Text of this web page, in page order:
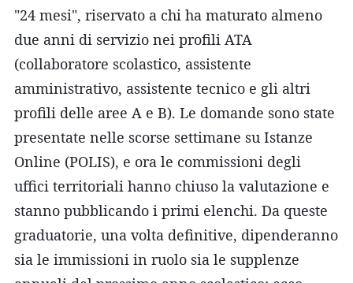
"24 mesi", riservato a chi ha maturato almeno
due anni di servizio nei profili ATA
(collaboratore scolastico, assistente
amministrativo, assistente tecnico e gli altri
profili delle aree A e B). Le domande sono state
presentate nelle scorse settimane su Istanze
Online (POLIS), e ora le commissioni degli
uffici territoriali hanno chiuso la valutazione e
stanno pubblicando i primi elenchi. Da queste
graduatorie, una volta definitive, dipenderanno
sia le immissioni in ruolo sia le supplenze